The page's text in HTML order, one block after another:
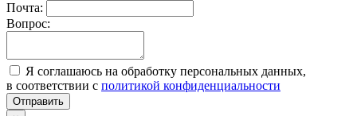
Почта:
Вопрос:
Я соглашаюсь на обработку персональных данных,
в соответствии с политикой конфиденциальности
Отправить